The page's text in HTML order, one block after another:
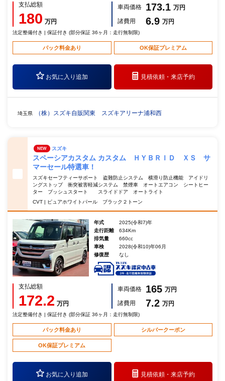
支払総額
180 万円
車両価格 173.1 万円
諸費用
6.9 万円
法定整備付き | 保証付き (部分保証 36ヶ月：走行無制限)
パック料金あり OK保証プレミアム
お気に入り追加 見積依頼・来店予約
埼玉県 （株）スズキ自販関東 スズキアリーナ浦和西
NEW スズキ
スペーシアカスタム カスタム ＨＹＢＲＩＤ ＸＳ サ
マーセール特選車！
スズキセーフティーサポート 盗難防止システム 横滑り防止機能 アイドリ
ングストップ 衝突被害軽減システム 禁煙車 オートエアコン シートヒー
ター プッシュスタート スライドドア オートライト
CVT | ピュアホワイトパール ブラック２トーン
年式
2025(令和7)年
走行距離
634Km
排気量
660cc
車検
2028(令和10)年06月
修復歴
なし
支払総額
172.2 万円
車両価格 165 万円
諸費用
7.2 万円
法定整備付き | 保証付き (部分保証 36ヶ月：走行無制限)
パック料金あり シルバークーポン
OK保証プレミアム
お気に入り追加 見積依頼・来店予約